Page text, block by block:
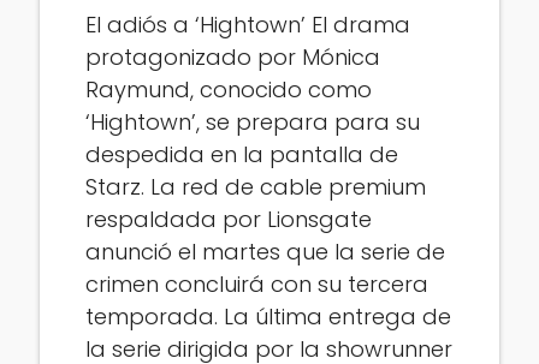
El adiós a ‘Hightown’ El drama
protagonizado por Mónica
Raymund, conocido como
‘Hightown’, se prepara para su
despedida en la pantalla de
Starz. La red de cable premium
respaldada por Lionsgate
anunció el martes que la serie de
crimen concluirá con su tercera
temporada. La última entrega de
la serie dirigida por la showrunner